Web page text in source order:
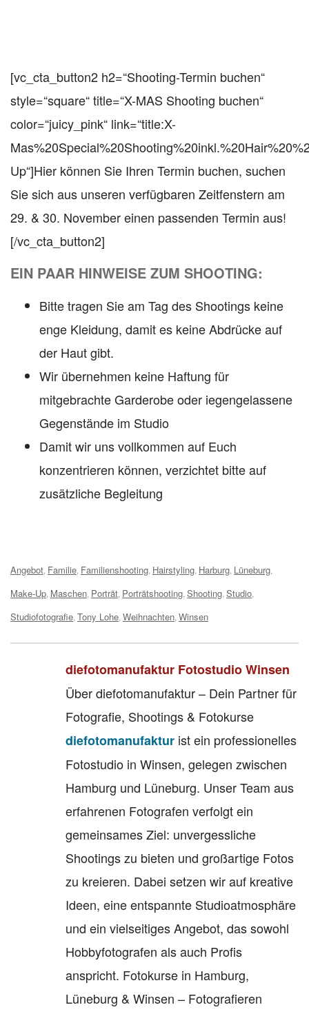
[vc_cta_button2 h2=“Shooting-Termin buchen“
style=“square“ title=“X-MAS Shooting buchen“
color=“juicy_pink“ link=“title:X-
Up“]Hier können Sie Ihren Termin buchen, suchen
Sie sich aus unseren verfügbaren Zeitfenstern am
29. & 30. November einen passenden Termin aus!
[/vc_cta_button2]
EIN PAAR HINWEISE ZUM SHOOTING:
Bitte tragen Sie am Tag des Shootings keine
enge Kleidung, damit es keine Abdrücke auf
der Haut gibt.
Wir übernehmen keine Haftung für
mitgebrachte Garderobe oder iegengelassene
Gegenstände im Studio
Damit wir uns vollkommen auf Euch
konzentrieren können, verzichtet bitte auf
zusätzliche Begleitung
Tags:
Angebot Familie Familienshooting Hairstyling Harburg Lüneburg
Make-Up Maschen Porträt Porträtshooting Shooting Studio
Studiofotografie Tony Lohe Weihnachten Winsen
diefotomanufaktur Fotostudio Winsen
Über diefotomanufaktur – Dein Partner für
Fotografie, Shootings & Fotokurse
diefotomanufaktur ist ein professionelles
Fotostudio in Winsen, gelegen zwischen
Hamburg und Lüneburg. Unser Team aus
erfahrenen Fotografen verfolgt ein
gemeinsames Ziel: unvergessliche
Shootings zu bieten und großartige Fotos
zu kreieren. Dabei setzen wir auf kreative
Ideen, eine entspannte Studioatmosphäre
und ein vielseitiges Angebot, das sowohl
Hobbyfotografen als auch Profis
anspricht. Fotokurse in Hamburg,
Lüneburg & Winsen – Fotografieren